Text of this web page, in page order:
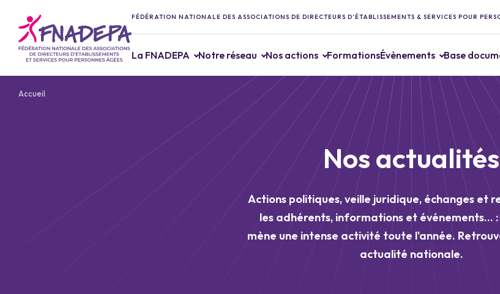
FÉDÉRATION NATIONALE DES ASSOCIATIONS DE DIRECTEURS D’ÉTABLISSEMENTS & SERVICES POUR
La FNADEPA Notre réseau Nos actions FormationsÉvènements Base
Accueil
Nos actualités
Actions politiques, veille juridique, échanges et
les adhérents, informations et événements... :
mène une intense activité toute l'année.
actualité nationale.